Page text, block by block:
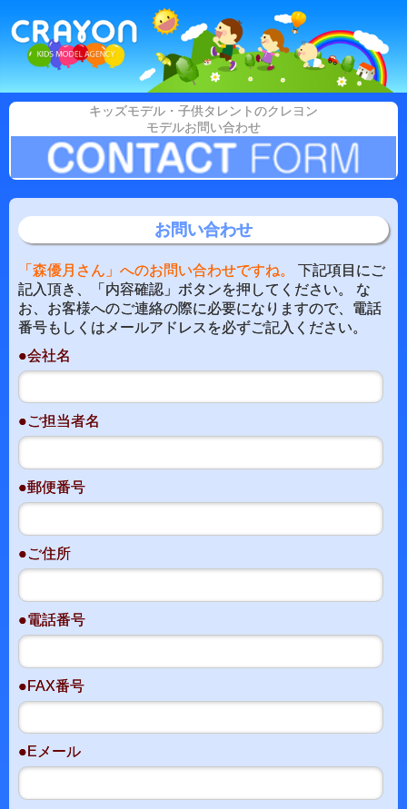
キッズモデル・子供タレントのクレヨン
モデルお問い合わせ
お問い合わせ
「森優月さん」へのお問い合わせですね。
下記項目にご
記入頂き、「内容確認」ボタンを押してください。 な
お、お客様へのご連絡の際に必要になりますので、電話
番号もしくはメールアドレスを必ずご記入ください。
●会社名
●ご担当者名
●郵便番号
●ご住所
●電話番号
●FAX番号
●Eメール